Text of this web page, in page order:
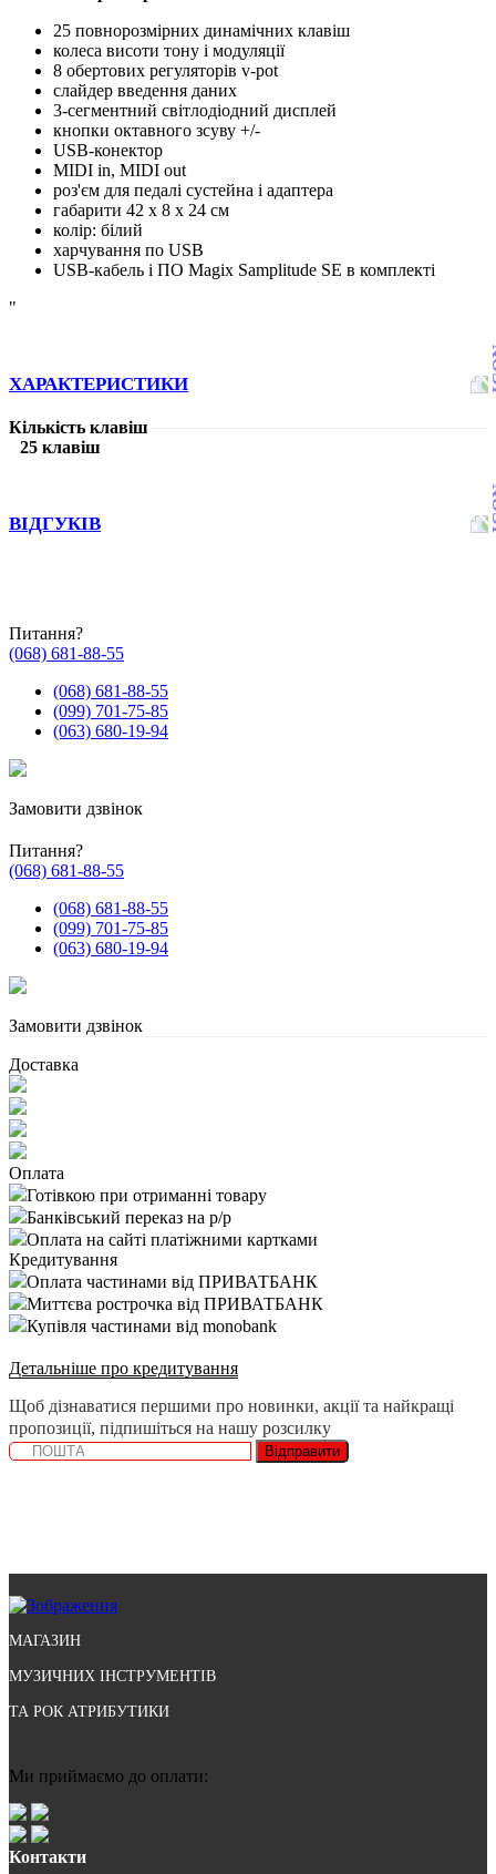
25 повнорозмірних динамічних клавіш
колеса висоти тону і модуляції
8 обертових регуляторів v-pot
слайдер введення даних
3-сегментний світлодіодний дисплей
кнопки октавного зсуву +/-
USB-конектор
MIDI in, MIDI out
роз'єм для педалі сустейна і адаптера
габарити 42 x 8 x 24 см
колір: білий
харчування по USB
USB-кабель і ПО Magix Samplitude SE в комплекті
"
ХАРАКТЕРИСТИКИ
Кількість клавіш
25 клавіш
ВІДГУКІВ
Питання?
(068) 681-88-55
(068) 681-88-55
(099) 701-75-85
(063) 680-19-94
Замовити дзвінок
Питання?
(068) 681-88-55
(068) 681-88-55
(099) 701-75-85
(063) 680-19-94
Замовити дзвінок
Доставка
Оплата
Готівкою при отриманні товару
Банківський переказ на р/р
Оплата на сайті платіжними картками
Кредитування
Оплата частинами від ПРИВАТБАНК
Миттєва рострочка від ПРИВАТБАНК
Купівля частинами від monobank
Детальніше про кредитування
Щоб дізнаватися першими про новинки, акції та найкращі
пропозиції, підпишіться на нашу розсилку
Відправити
МАГАЗИН
МУЗИЧНИХ ІНСТРУМЕНТІВ
ТА РОК АТРИБУТИКИ
Ми приймаємо до оплати:
Контакти